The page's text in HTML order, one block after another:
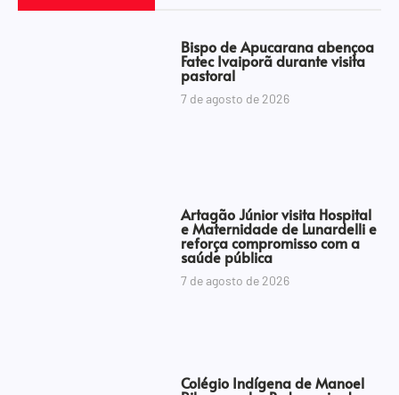
Bispo de Apucarana abençoa
Fatec Ivaiporã durante visita
pastoral
7 de agosto de 2026
Artagão Júnior visita Hospital
e Maternidade de Lunardelli e
reforça compromisso com a
saúde pública
7 de agosto de 2026
Colégio Indígena de Manoel